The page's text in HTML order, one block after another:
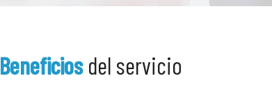
Beneficiosdel servicio